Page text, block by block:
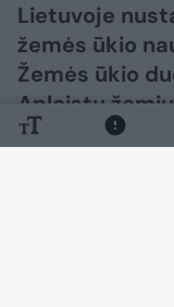
Lietuvoje
žemės ūkio
Žemės ūkio
Apleistų